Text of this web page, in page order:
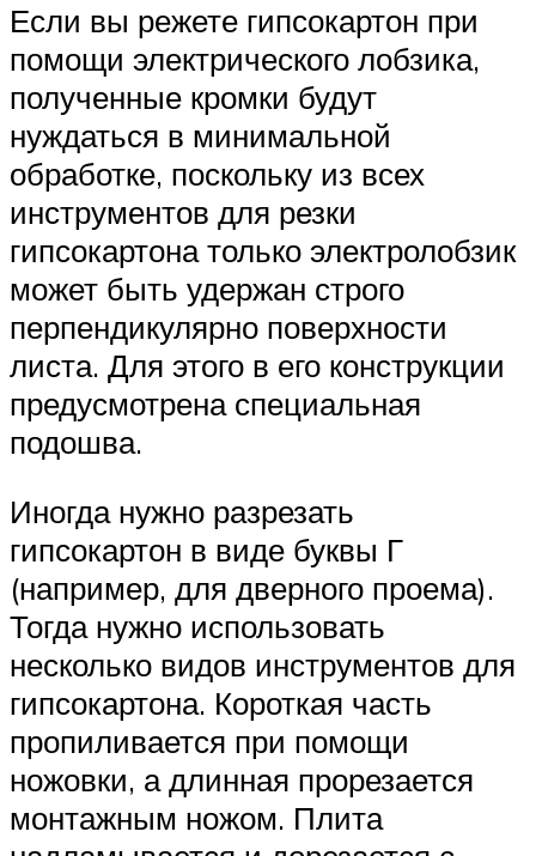
Если вы режете гипсокартон при
помощи электрического лобзика,
полученные кромки будут
нуждаться в минимальной
обработке, поскольку из всех
инструментов для резки
гипсокартона только электролобзик
может быть удержан строго
перпендикулярно поверхности
листа. Для этого в его конструкции
предусмотрена специальная
подошва.
Иногда нужно разрезать
гипсокартон в виде буквы Г
(например, для дверного проема).
Тогда нужно использовать
несколько видов инструментов для
гипсокартона. Короткая часть
пропиливается при помощи
ножовки, а длинная прорезается
монтажным ножом. Плита